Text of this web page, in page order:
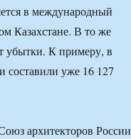
в международный
Казахстане. В то же
убытки. К примеру, в
составили уже 16 127
архитекторов